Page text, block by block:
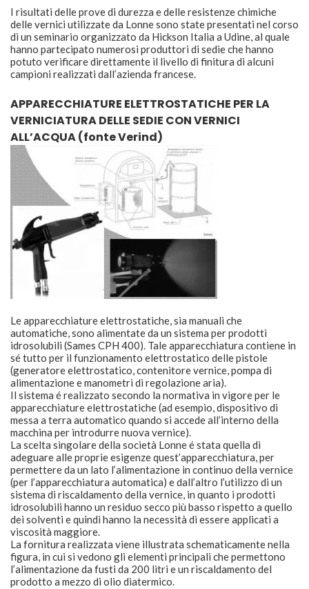
I risultati delle prove di durezza e delle resistenze chimiche
delle vernici utilizzate da Lonne sono state presentati nel corso
di un seminario organizzato da Hickson Italia a Udine, al quale
hanno partecipato numerosi produttori di sedie che hanno
potuto verificare direttamente il livello di finitura di alcuni
campioni realizzati dall’azienda francese.
APPARECCHIATURE ELETTROSTATICHE PER LA
VERNICIATURA DELLE SEDIE CON VERNICI
ALL’ACQUA (fonte Verind)
Le apparecchiature elettrostatiche, sia manuali che
automatiche, sono alimentate da un sistema per prodotti
idrosolubili (Sames CPH 400). Tale apparecchiatura contiene in
sé tutto per il funzionamento elettrostatico delle pistole
(generatore elettrostatico, contenitore vernice, pompa di
alimentazione e manometri di regolazione aria).
Il sistema é realizzato secondo la normativa in vigore per le
apparecchiature elettrostatiche (ad esempio, dispositivo di
messa a terra automatico quando si accede all’interno della
macchina per introdurre nuova vernice).
La scelta singolare della società Lonne é stata quella di
adeguare alle proprie esigenze quest’apparecchiatura, per
permettere da un lato l’alimentazione in continuo della vernice
(per l’apparecchiatura automatica) e dall’altro l’utilizzo di un
sistema di riscaldamento della vernice, in quanto i prodotti
idrosolubili hanno un residuo secco più basso rispetto a quello
dei solventi e quindi hanno la necessità di essere applicati a
viscosità maggiore.
La fornitura realizzata viene illustrata schematicamente nella
figura, in cui si vedono gli elementi principali che permettono
l’alimentazione da fusti da 200 litri e un riscaldamento del
prodotto a mezzo di olio diatermico.